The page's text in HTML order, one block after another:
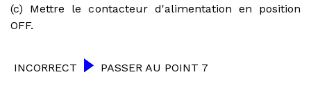
(c) Mettre le contacteur d'alimentation en position
OFF.
INCORRECT PASSER AU POINT 7